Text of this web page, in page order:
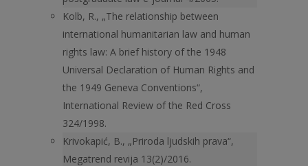
Kolb, R., „The relationship between
international humanitarian law and human
rights law: A brief history of the 1948
Universal Declaration of Human Rights and
the 1949 Geneva Conventions“,
International Review of the Red Cross
324/1998.
Krivokapić, B., „Priroda ljudskih prava“,
Megatrend revija 13(2)/2016.